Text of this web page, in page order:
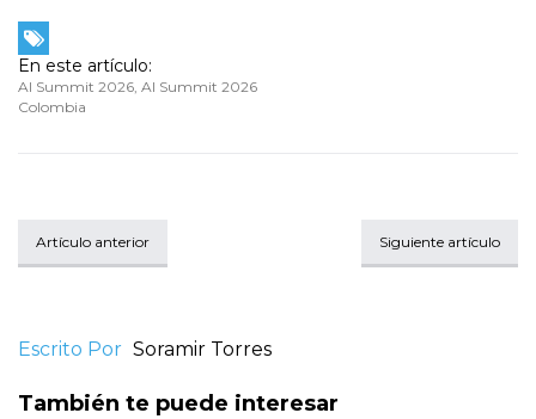
En este artículo:
AI Summit 2026, AI Summit 2026
Colombia
Artículo anterior Siguiente artículo
Escrito Por Soramir Torres
También te puede interesar